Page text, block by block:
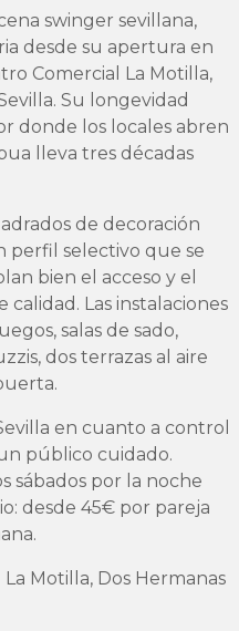
swinger sevillana,
desde su apertura en
Comercial La Motilla,
Su longevidad
donde los locales abren
lleva tres décadas
de decoración
perfil selectivo que se
bien el acceso y el
Las instalaciones
salas de sado,
dos terrazas al aire
en cuanto a control
público cuidado.
sábados por la noche
desde 45€ por pareja
Motilla, Dos Hermanas